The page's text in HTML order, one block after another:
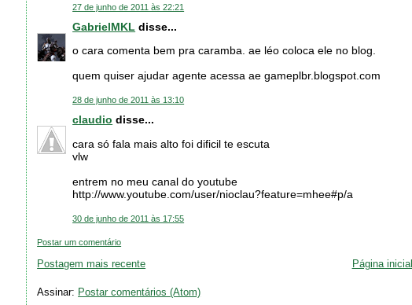
27 de junho de 2011 às 22:21
GabrielMKL disse...
o cara comenta bem pra caramba. ae léo coloca ele no blog.
quem quiser ajudar agente acessa ae gameplbr.blogspot.com
28 de junho de 2011 às 13:10
claudio disse...
cara só fala mais alto foi dificil te escuta
vlw
entrem no meu canal do youtube
http://www.youtube.com/user/nioclau?feature=mhee#p/a
30 de junho de 2011 às 17:55
Postar um comentário
Postagem mais recente Página inicial
Assinar: Postar comentários (Atom)